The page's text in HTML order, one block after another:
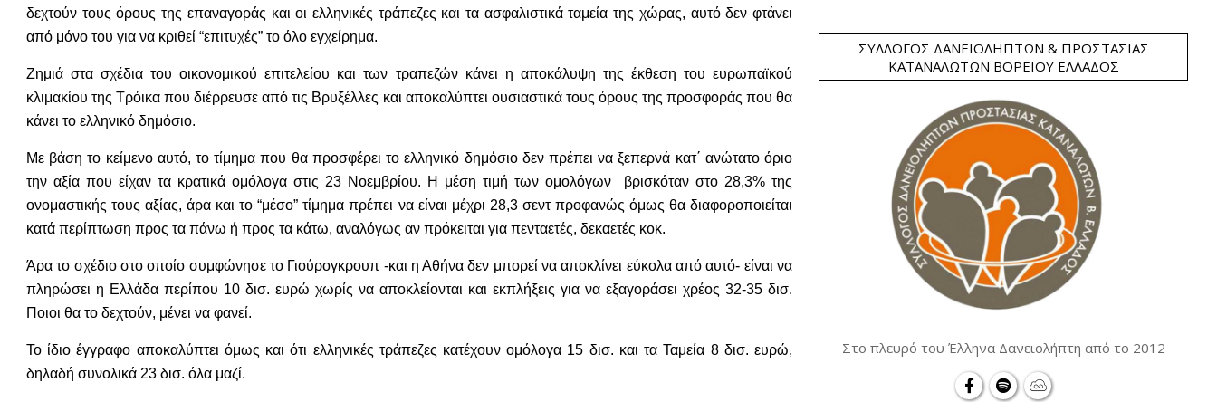
δεχτούν τους όρους της επαναγοράς και οι ελληνικές τράπεζες και τα ασφαλιστικά ταμεία της χώρας, αυτό δεν φτάνει
από μόνο του για να κριθεί “επιτυχές” το όλο εγχείρημα.
Ζημιά στα σχέδια του οικονομικού επιτελείου και των τραπεζών κάνει η αποκάλυψη της έκθεση του ευρωπαϊκού
κλιμακίου της Τρόικα που διέρρευσε από τις Βρυξέλλες και αποκαλύπτει ουσιαστικά τους όρους της προσφοράς που θα
κάνει το ελληνικό δημόσιο.
Με βάση το κείμενο αυτό, το τίμημα που θα προσφέρει το ελληνικό δημόσιο δεν πρέπει να ξεπερνά κατ΄ ανώτατο όριο
την αξία που είχαν τα κρατικά ομόλογα στις 23 Νοεμβρίου. Η μέση τιμή των ομολόγων βρισκόταν στο 28,3% της
ονομαστικής τους αξίας, άρα και το “μέσο” τίμημα πρέπει να είναι μέχρι 28,3 σεντ προφανώς όμως θα διαφοροποιείται
κατά περίπτωση προς τα πάνω ή προς τα κάτω, αναλόγως αν πρόκειται για πενταετές, δεκαετές κοκ.
Άρα το σχέδιο στο οποίο συμφώνησε το Γιούρογκρουπ -και η Αθήνα δεν μπορεί να αποκλίνει εύκολα από αυτό- είναι να
πληρώσει η Ελλάδα περίπου 10 δισ. ευρώ χωρίς να αποκλείονται και εκπλήξεις για να εξαγοράσει χρέος 32-35 δισ.
Ποιοι θα το δεχτούν, μένει να φανεί.
Το ίδιο έγγραφο αποκαλύπτει όμως και ότι ελληνικές τράπεζες κατέχουν ομόλογα 15 δισ. και τα Ταμεία 8 δισ. ευρώ,
δηλαδή συνολικά 23 δισ. όλα μαζί.
ΣΎΛΛΟΓΟΣ ΔΑΝΕΙΟΛΗΠΤΏΝ & ΠΡΟΣΤΑΣΊΑΣ
ΚΑΤΑΝΑΛΩΤΏΝ ΒΟΡΕΊΟΥ ΕΛΛΆΔΟΣ
Στο πλευρό του Έλληνα Δανειολήπτη από το 2012